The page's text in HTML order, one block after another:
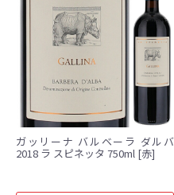
ガッリーナ バルベーラ ダルバ
2018 ラ スピネッタ 750ml [赤]